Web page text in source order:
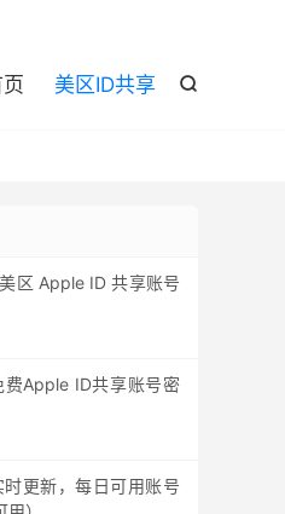

美区ID共享
区 Apple ID 共享账号
费Apple ID共享账号密
更新，每日可用账号